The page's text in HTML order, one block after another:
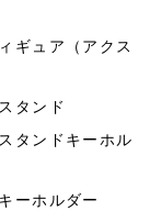
ギュア（アクス
タンド
タンドキーホル
ーホルダー